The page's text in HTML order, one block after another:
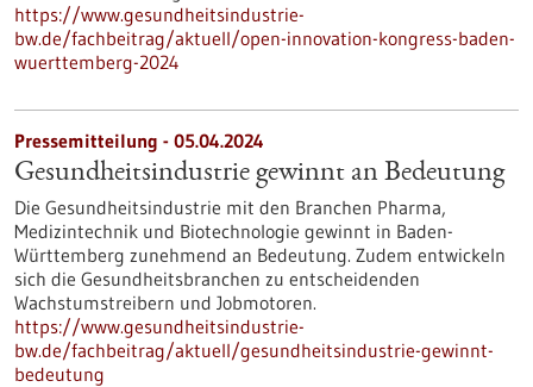
https://www.gesundheitsindustrie-
bw.de/fachbeitrag/aktuell/open-innovation-kongress-baden-
wuerttemberg-2024
Pressemitteilung - 05.04.2024
Gesundheitsindustrie gewinnt an Bedeutung
Die Gesundheitsindustrie mit den Branchen Pharma,
Medizintechnik und Biotechnologie gewinnt in Baden-
Württemberg zunehmend an Bedeutung. Zudem entwickeln
sich die Gesundheitsbranchen zu entscheidenden
Wachstumstreibern und Jobmotoren.
https://www.gesundheitsindustrie-
bw.de/fachbeitrag/aktuell/gesundheitsindustrie-gewinnt-
bedeutung